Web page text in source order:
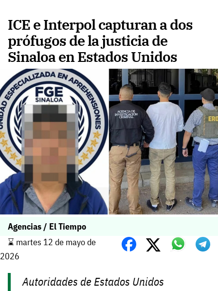
ICE e Interpol capturan a dos
prófugos de la justicia de
Sinaloa en Estados Unidos
Agencias / El Tiempo
⌛️ martes 12 de mayo de
2026
Autoridades de Estados Unidos